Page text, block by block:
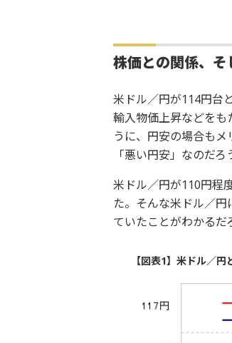
株価との関係、そ
米ドル／円が114円台
輸入物価上昇などをも
うに、円安の場合も
「悪い円安」なのだろ
米ドル／円が110円程
た。そんな米ドル／
ていたことがわかるだ
【図表1】米ドル／円